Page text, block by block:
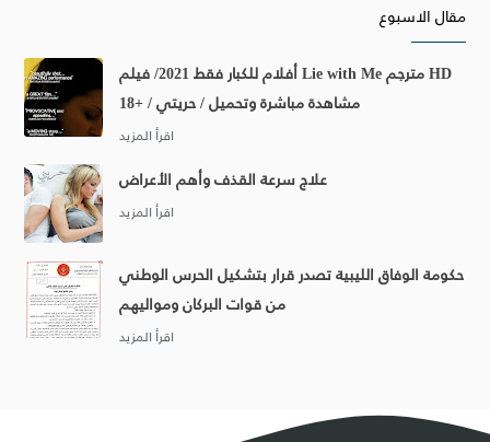
مقال الاسبوع
أفلام للكبار فقط 2021/ فيلم Lie with Me مترجم HD
مشاهدة مباشرة وتحميل / حريتي / +18
علاج سرعة القذف وأهم الأعراض
حكومة الوفاق الليبية تصدر قرار بتشكيل الحرس الوطني
من قوات البركان ومواليهم